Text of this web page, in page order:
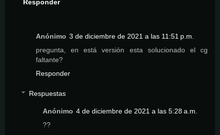
Responder
Anónimo 3 de diciembre de 2021 a las 11:51 p.m.
pregunta, en está versión esta solucionado el cg
faltante?
Responder
Respuestas
Anónimo 4 de diciembre de 2021 a las 5:28 a.m.
??